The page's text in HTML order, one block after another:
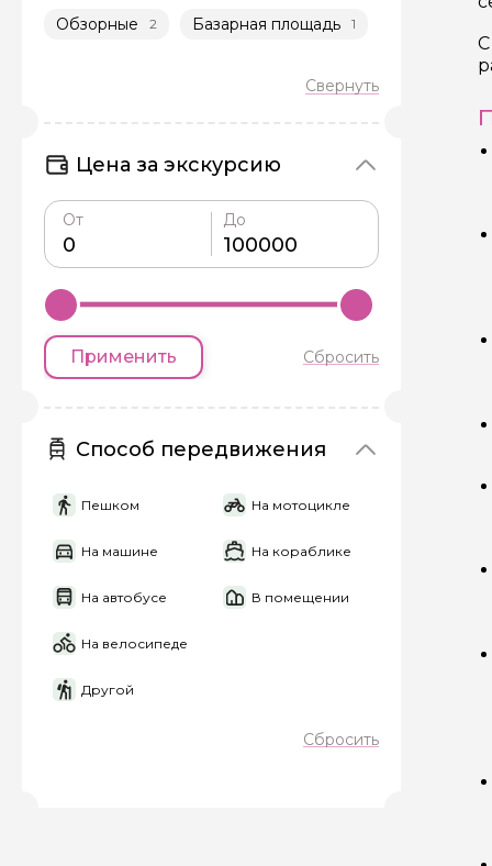
Обзорные 2 Базарная площадь 1
Цена за экскурсию
От До
Применить Сбросить
Способ передвижения
Пешком На мотоцикле
На машине На кораблике
На автобусе В помещении
На велосипеде
Другой
Сбросить
С
Задайте
Как вас зовут